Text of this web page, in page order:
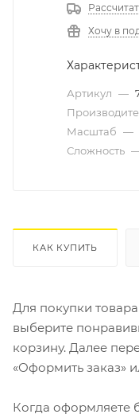
Хочу в
Артикул —
Масштаб —
Сложность
КАК КУПИТЬ
Для покупки
выберите
корзину. Далее
«Оформить заказ»
Когда оформляете